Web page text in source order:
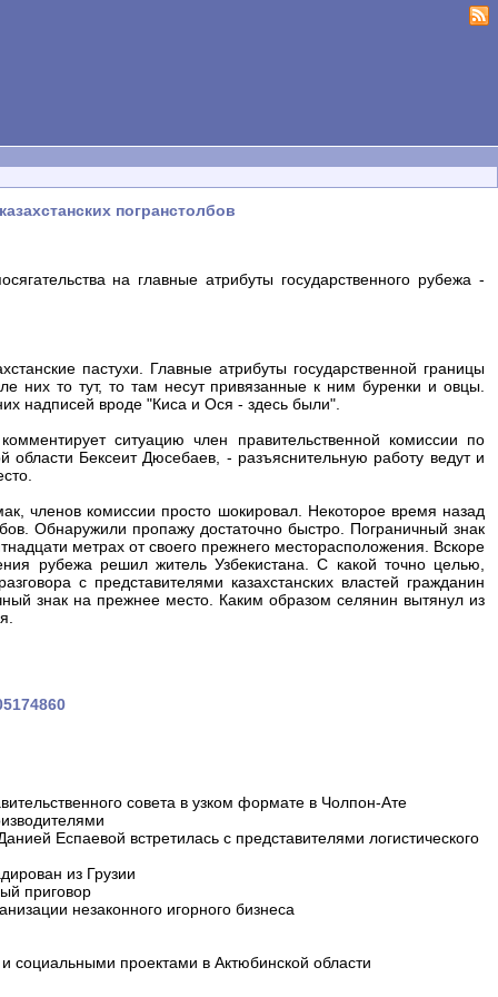
погранстолбов
на главные атрибуты государственного рубежа -
пастухи. Главные атрибуты государственной границы
них то тут, то там несут привязанные к ним буренки и овцы.
надписей вроде "Киса и Ося - здесь были".
ситуацию член правительственной комиссии по
Бексеит Дюсебаев, - разъяснительную работу ведут и
членов комиссии просто шокировал. Некоторое время назад
Обнаружили пропажу достаточно быстро. Пограничный знак
метрах от своего прежнего месторасположения. Вскоре
рубежа решил житель Узбекистана. С какой точно целью,
с представителями казахстанских властей гражданин
знак на прежнее место. Каким образом селянин вытянул из
совета в узком формате в Чолпон-Ате
Еспаевой встретилась с представителями логистического
из Грузии
приговор
незаконного игорного бизнеса
проектами в Актюбинской области